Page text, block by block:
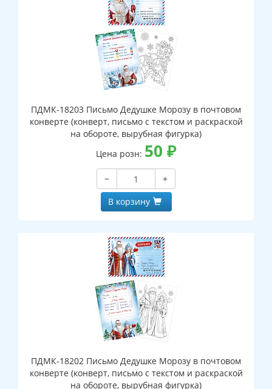
ПДМК-18203 Письмо Дедушке Морозу в почтовом
конверте (конверт, письмо с текстом и раскраской
на обороте, вырубная фигурка)
Цена розн: 50 ₽
−
+
В корзину
ПДМК-18202 Письмо Дедушке Морозу в почтовом
конверте (конверт, письмо с текстом и раскраской
на обороте, вырубная фигурка)